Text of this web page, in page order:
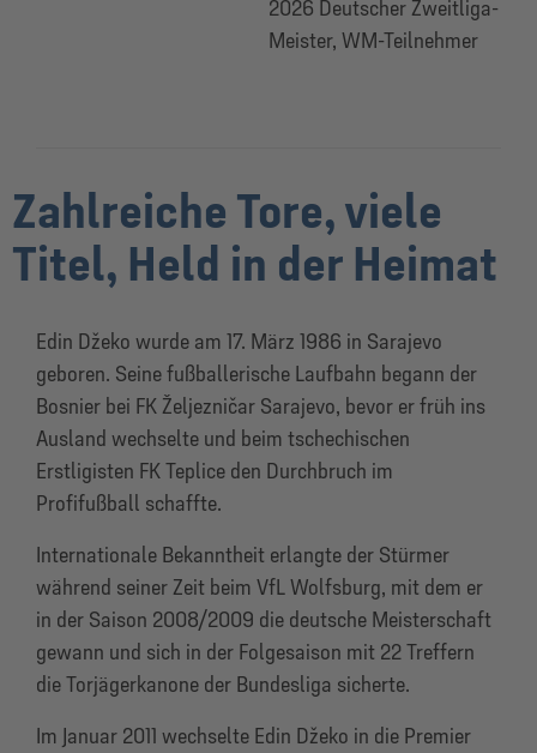
2026 Deutscher Zweitliga-
Meister, WM-Teilnehmer
Zahlreiche Tore, viele
Titel, Held in der Heimat
Edin Džeko wurde am 17. März 1986 in Sarajevo
geboren. Seine fußballerische Laufbahn begann der
Bosnier bei FK Željezničar Sarajevo, bevor er früh ins
Ausland wechselte und beim tschechischen
Erstligisten FK Teplice den Durchbruch im
Profifußball schaffte.
Internationale Bekanntheit erlangte der Stürmer
während seiner Zeit beim VfL Wolfsburg, mit dem er
in der Saison 2008/2009 die deutsche Meisterschaft
gewann und sich in der Folgesaison mit 22 Treffern
die Torjägerkanone der Bundesliga sicherte.
Im Januar 2011 wechselte Edin Džeko in die Premier